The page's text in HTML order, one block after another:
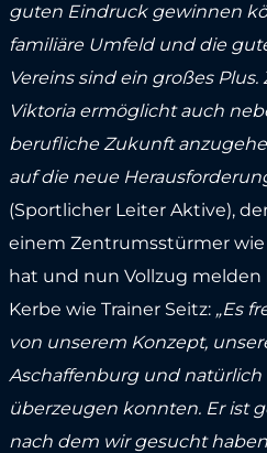
guten Eindruck gewinnen
familiäre Umfeld und die
Vereins sind ein großes
Viktoria ermöglicht auch
berufliche Zukunft
auf die neue
(Sportlicher Leiter Aktive),
einem Zentrumsstürmer
hat und nun Vollzug
Kerbe wie Trainer Seitz: „Es
von unserem Konzept,
Aschaffenburg und natürlich
überzeugen konnten. Er ist
nach dem wir gesucht